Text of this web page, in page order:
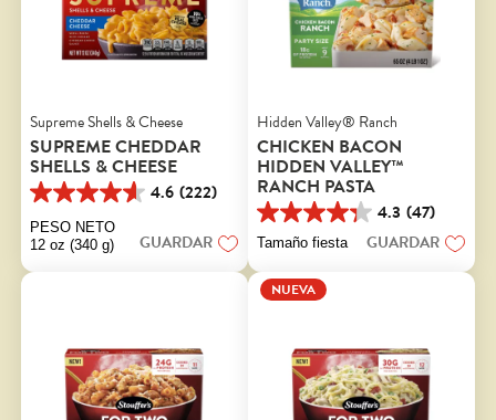
Supreme Shells & Cheese
SUPREME CHEDDAR
SHELLS & CHEESE
4.6 (222)
4.6
de
5
estrellas.
222
PESO NETO
12 oz (340 g)
GUARDAR
Hidden Valley® Ranch
CHICKEN BACON
HIDDEN VALLEY™
RANCH PASTA
4.3 (47)
4.3
de
estrellas.
47
Tamaño fiesta GUARDAR
NUEVA